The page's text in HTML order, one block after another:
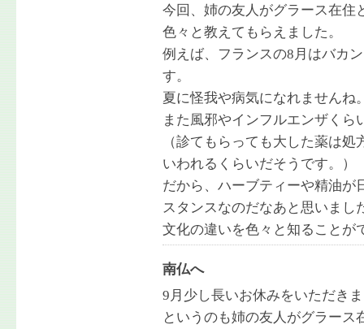
今回、姉の友人がグラース在住
色々と教えてもらえました。
例えば、フランスの8月はバカ
す。
夏に怪我や病気になれませんね
また風邪やインフルエンザく
（診てもらっても大した薬は
いわれるくらいだそうです。）
だから、ハーブティーや精油が
スタンスなのだなあと思いまし
文化の違いを色々と知ることが
南仏へ
9月少し長いお休みをいただき
というのも姉の友人がグラー